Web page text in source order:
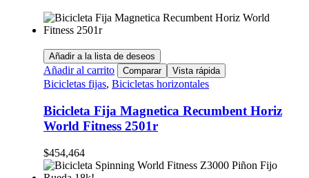
Añadir a la lista de deseos
Añadir al carrito Comparar Vista rápida
Bicicletas fijas, Bicicletas horizontales
Bicicleta Fija Magnetica Recumbent Horiz
World Fitness 2501r
$454,464